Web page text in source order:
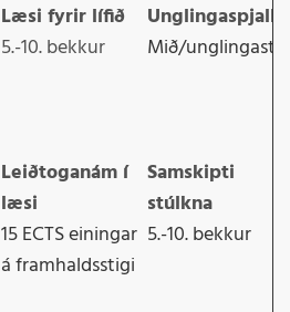
Læsi fyrir lífið
5.-10. bekkur
Unglingaspjall
Mið/unglingastig
Leiðtoganám í
læsi
15 ECTS einingar
á framhaldsstigi
Samskipti
stúlkna
5.-10. bekkur